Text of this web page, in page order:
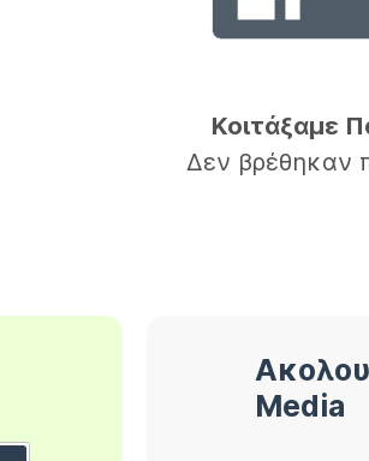
Κοιτάξαμε
Δεν βρέθηκαν
Media